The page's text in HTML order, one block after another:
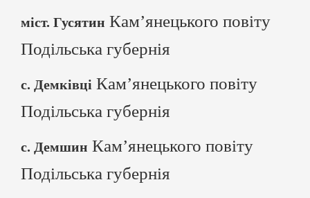
міст. Гусятин Кам’янецького повіту
Подільська губернія
с. Демківці Кам’янецького повіту
Подільська губернія
с. Демшин Кам’янецького повіту
Подільська губернія